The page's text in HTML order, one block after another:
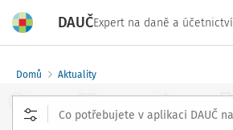
DAUČExpert na daně a účetnictví
Domů Aktuality